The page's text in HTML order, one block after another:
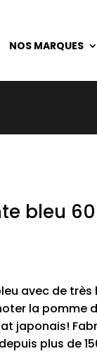
NOS MARQUES
bleu
avec de
la pomme
japonais!
plus de